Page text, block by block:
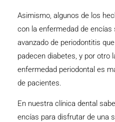
Asimismo, algunos de los
con la enfermedad de encías
avanzado de periodontitis
padecen diabetes, y por otro
enfermedad periodontal es
de pacientes.
En nuestra clínica dental
encías para disfrutar de una